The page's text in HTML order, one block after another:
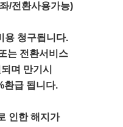
/전환사용가능)
용 청구됩니다.
는 전환서비스
며 만기시
환급 됩니다.
인한 해지가